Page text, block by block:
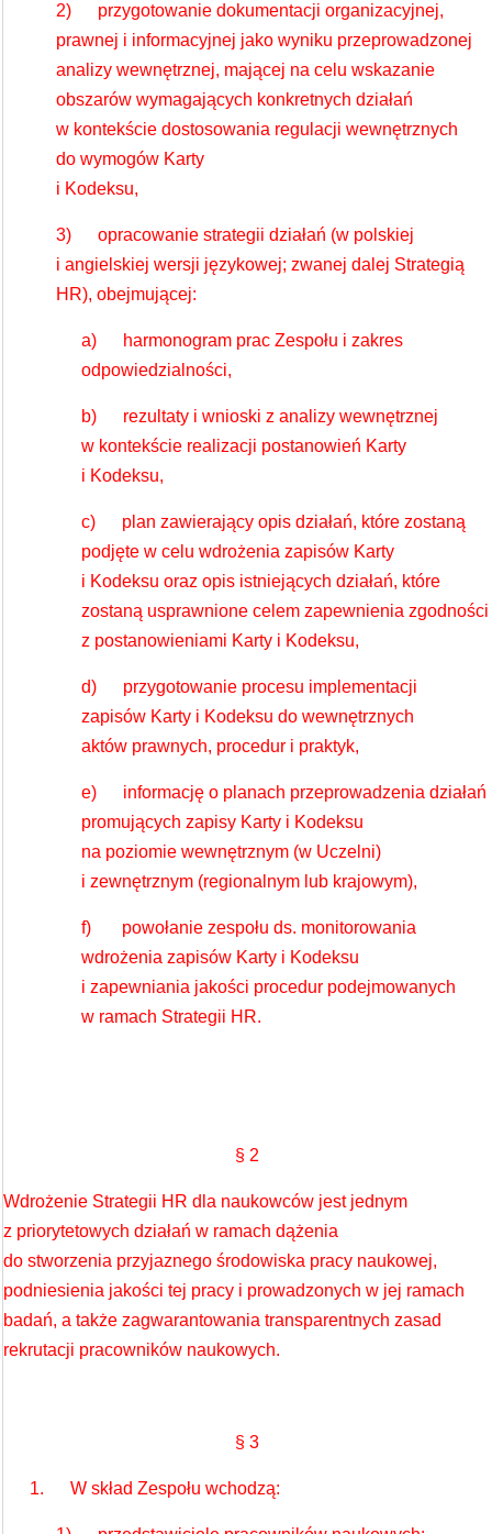
2) przygotowanie dokumentacji organizacyjnej,
prawnej i informacyjnej jako wyniku przeprowadzonej
analizy wewnętrznej, mającej na celu wskazanie
obszarów wymagających konkretnych działań
w kontekście dostosowania regulacji wewnętrznych
do wymogów Karty
i Kodeksu,
3) opracowanie strategii działań (w polskiej
i angielskiej wersji językowej; zwanej dalej Strategią
HR), obejmującej:
a) harmonogram prac Zespołu i zakres
odpowiedzialności,
b) rezultaty i wnioski z analizy wewnętrznej
w kontekście realizacji postanowień Karty
i Kodeksu,
c) plan zawierający opis działań, które zostaną
podjęte w celu wdrożenia zapisów Karty
i Kodeksu oraz opis istniejących działań, które
zostaną usprawnione celem zapewnienia zgodności
z postanowieniami Karty i Kodeksu,
d) przygotowanie procesu implementacji
zapisów Karty i Kodeksu do wewnętrznych
aktów prawnych, procedur i praktyk,
e) informację o planach przeprowadzenia działań
promujących zapisy Karty i Kodeksu
na poziomie wewnętrznym (w Uczelni)
i zewnętrznym (regionalnym lub krajowym),
f) powołanie zespołu ds. monitorowania
wdrożenia zapisów Karty i Kodeksu
i zapewniania jakości procedur podejmowanych
w ramach Strategii HR.
§ 2
Wdrożenie Strategii HR dla naukowców jest jednym
z priorytetowych działań w ramach dążenia
do stworzenia przyjaznego środowiska pracy naukowej,
podniesienia jakości tej pracy i prowadzonych w jej ramach
badań, a także zagwarantowania transparentnych zasad
rekrutacji pracowników naukowych.
§ 3
1. W skład Zespołu wchodzą: